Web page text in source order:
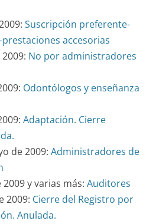
Suscripción preferente-
accesorias
No por administradores
Odontólogos y enseñanza
Adaptación. Cierre
de 2009: Administradores de
y varias más: Auditores
2009: Cierre del Registro por
Anulada.